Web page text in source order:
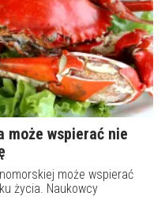
może wspierać nie
może wspierać
życia. Naukowcy